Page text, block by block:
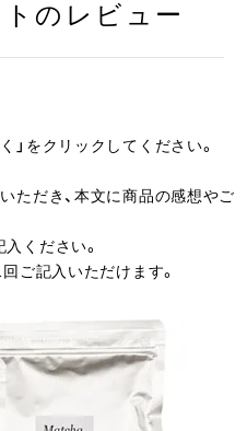
のレビュー
」をクリックしてください。
ただき、本文に商品の感想やご
ください。
ご記入いただけます。